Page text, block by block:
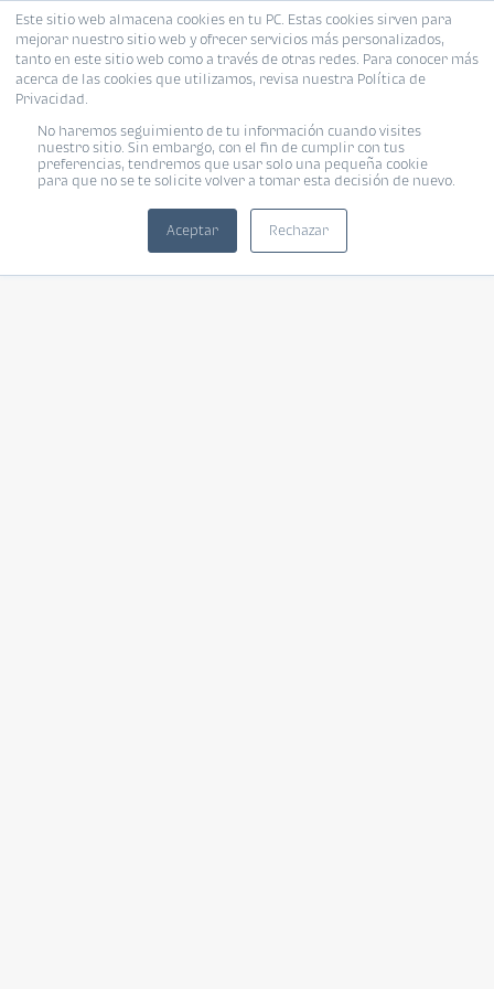
Este sitio web almacena cookies en tu PC. Estas cookies sirven para
mejorar nuestro sitio web y ofrecer servicios más personalizados,
tanto en este sitio web como a través de otras redes. Para conocer más
acerca de las cookies que utilizamos, revisa nuestra Política de
Privacidad.
No haremos seguimiento de tu información cuando visites
nuestro sitio. Sin embargo, con el fin de cumplir con tus
preferencias, tendremos que usar solo una pequeña cookie
para que no se te solicite volver a tomar esta decisión de nuevo.
Aceptar Rechazar